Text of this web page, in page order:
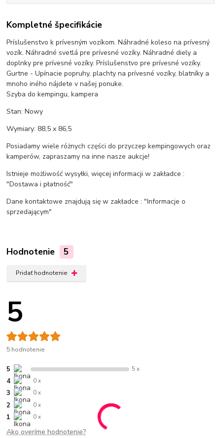
Kompletné špecifikácie
Príslušenstvo k prívesným vozíkom. Náhradné koleso na prívesný
vozík. Náhradné svetlá pre prívesné vozíky. Náhradné diely a
doplnky pre prívesné vozíky. Príslušenstvo pre prívesné vozíky.
Gurtne - Upínacie popruhy, plachty na prívesné vozíky, blatníky a
mnoho iného nájdete v našej ponuke.
Szyba do kempingu, kampera
Stan: Nowy
Wymiary: 88,5 x 86,5
Posiadamy wiele różnych części do przyczep kempingowych oraz
kamperów, zapraszamy na inne nasze aukcje!
Istnieje możliwość wysyłki, więcej informacji w zakładce :
"Dostawa i płatność"
Dane kontaktowe znajdują się w zakładce : "Informacje o
sprzedającym"
Hodnotenie 5
Pridať hodnotenie
5
5 hodnotenie
5 5 x
4 0 x
3 0 x
2 0 x
1 0 x
Ako overíme hodnotenie?